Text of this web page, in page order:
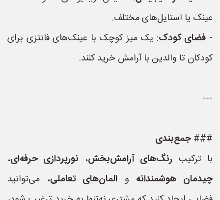
عینک یا استایل‌های مختلف.
- فضای کودک: یک میز کوچک با عینک‌های فانتزی برای
کودکان تا والدین با آرامش خرید کنند.
---
### جمع‌بندی
با ترکیب رنگ‌های آرامش‌بخش، نورپردازی حرفه‌ای،
چیدمان هوشمندانه و المان‌های تعاملی، می‌توانید